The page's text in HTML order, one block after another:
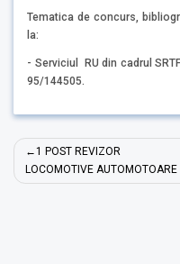
Tematica de concurs,
la:
- Serviciul RU din cadrul
95/144505.
Navigare
în
1 POST REVIZOR
LOCOMOTIVE AUTOMOTOARE